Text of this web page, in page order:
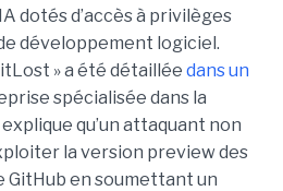
dotés d’accès à privilèges
développement logiciel.
» a été détaillée dans un
spécialisée dans la
qu’un attaquant non
la version preview des
en soumettant un